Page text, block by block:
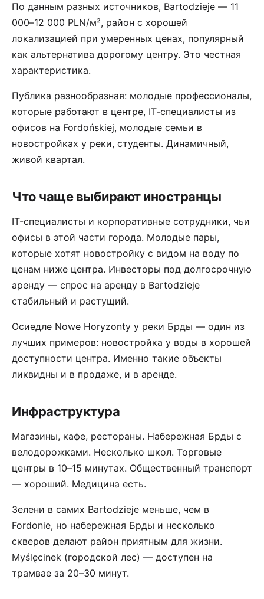
По данным разных источников, Bartodzieje — 11
000–12 000 PLN/м², район с хорошей
локализацией при умеренных ценах, популярный
как альтернатива дорогому центру. Это честная
характеристика.
Публика разнообразная: молодые профессионалы,
которые работают в центре, IT-специалисты из
офисов на Fordońskiej, молодые семьи в
новостройках у реки, студенты. Динамичный,
живой квартал.
Что чаще выбирают иностранцы
IT-специалисты и корпоративные сотрудники, чьи
офисы в этой части города. Молодые пары,
которые хотят новостройку с видом на воду по
ценам ниже центра. Инвесторы под долгосрочную
аренду — спрос на аренду в Bartodzieje
стабильный и растущий.
Осиедле Nowe Horyzonty у реки Брды — один из
лучших примеров: новостройка у воды в хорошей
доступности центра. Именно такие объекты
ликвидны и в продаже, и в аренде.
Инфраструктура
Магазины, кафе, рестораны. Набережная Брды с
велодорожками. Несколько школ. Торговые
центры в 10–15 минутах. Общественный транспорт
— хороший. Медицина есть.
Зелени в самих Bartodzieje меньше, чем в
Fordonie, но набережная Брды и несколько
скверов делают район приятным для жизни.
Myślęcinek (городской лес) — доступен на
трамвае за 20–30 минут.